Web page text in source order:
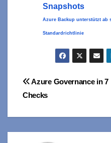
Snapshots
Azure Backup unterstützt ab
Standardrichtlinie
Azure Governance in 7
Checks